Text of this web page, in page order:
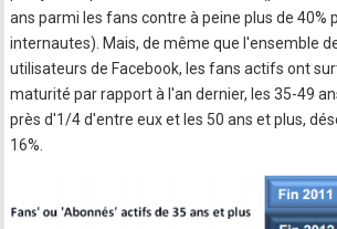
ans parmi les fans contre à peine plus de 40%
internautes). Mais, de même que l'ensemble
utilisateurs de Facebook, les fans actifs ont
maturité par rapport à l'an dernier, les 35-49
près d'1/4 d'entre eux et les 50 ans et plus,
16%.